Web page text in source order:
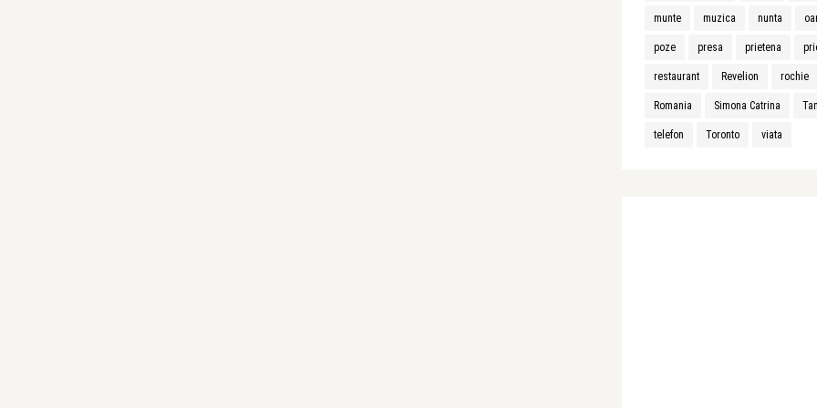
munte muzica nunta
poze presa prietena
restaurant Revelion rochie
Romania Simona Catrina
telefon Toronto viata